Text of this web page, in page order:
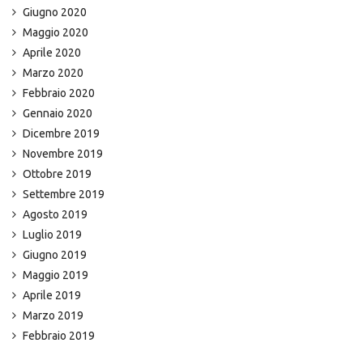
Giugno 2020
Maggio 2020
Aprile 2020
Marzo 2020
Febbraio 2020
Gennaio 2020
Dicembre 2019
Novembre 2019
Ottobre 2019
Settembre 2019
Agosto 2019
Luglio 2019
Giugno 2019
Maggio 2019
Aprile 2019
Marzo 2019
Febbraio 2019